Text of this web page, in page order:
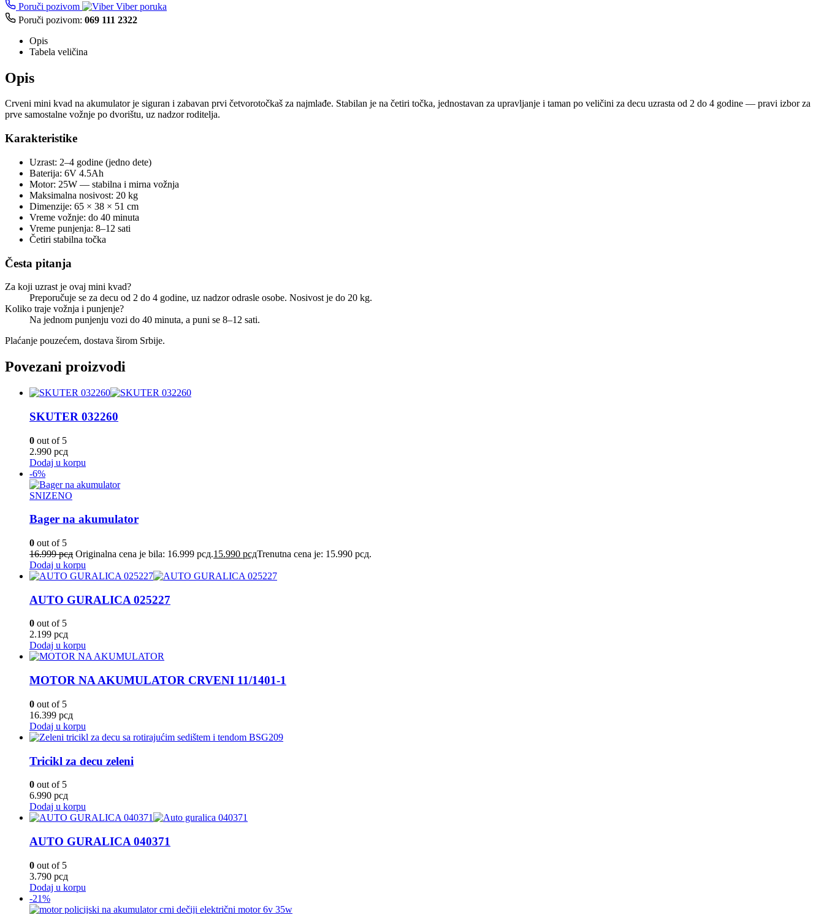
Poruči pozivom
Viber poruka
Poruči pozivom: 069 111 2322
Opis
Tabela veličina
Opis
Crveni mini kvad na akumulator je siguran i zabavan prvi četvorotočkaš za najmlađe. Stabilan je na četiri točka, jednostavan za upravljanje i taman po veličini za decu uzrasta od 2 do 4 godine — pravi izbor za
prve samostalne vožnje po dvorištu, uz nadzor roditelja.
Karakteristike
Uzrast: 2–4 godine (jedno dete)
Baterija: 6V 4.5Ah
Motor: 25W — stabilna i mirna vožnja
Maksimalna nosivost: 20 kg
Dimenzije: 65 × 38 × 51 cm
Vreme vožnje: do 40 minuta
Vreme punjenja: 8–12 sati
Četiri stabilna točka
Česta pitanja
Za koji uzrast je ovaj mini kvad?
Preporučuje se za decu od 2 do 4 godine, uz nadzor odrasle osobe. Nosivost je do 20 kg.
Koliko traje vožnja i punjenje?
Na jednom punjenju vozi do 40 minuta, a puni se 8–12 sati.
Plaćanje pouzećem, dostava širom Srbije.
Povezani proizvodi
SKUTER 032260
0 out of 5
2.990 рсд
Dodaj u korpu
-6%
SNIZENO
Bager na akumulator
0 out of 5
16.999рсд Originalna cena je bila: 16.999 рсд.15.990 рсдTrenutna cena je: 15.990 рсд.
Dodaj u korpu
AUTO GURALICA 025227
0 out of 5
2.199 рсд
Dodaj u korpu
MOTOR NA AKUMULATOR CRVENI 11/1401-1
0 out of 5
16.399 рсд
Dodaj u korpu
Tricikl za decu zeleni
0 out of 5
6.990 рсд
Dodaj u korpu
AUTO GURALICA 040371
0 out of 5
3.790 рсд
Dodaj u korpu
-21%